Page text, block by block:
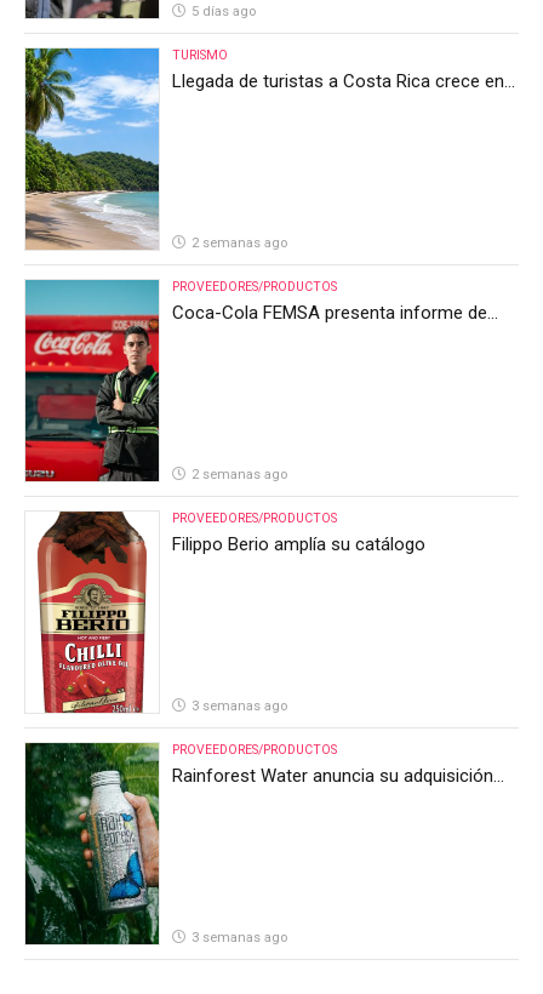
5 días ago
TURISMO
Llegada de turistas a Costa Rica crece en
2 semanas ago
PROVEEDORES/PRODUCTOS
Coca-Cola FEMSA presenta informe de
2 semanas ago
PROVEEDORES/PRODUCTOS
Filippo Berio amplía su catálogo
3 semanas ago
PROVEEDORES/PRODUCTOS
Rainforest Water anuncia su adquisición
3 semanas ago